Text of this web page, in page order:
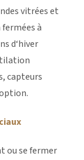
vitrées et
à
d‘hiver
capteurs
ou se fermer